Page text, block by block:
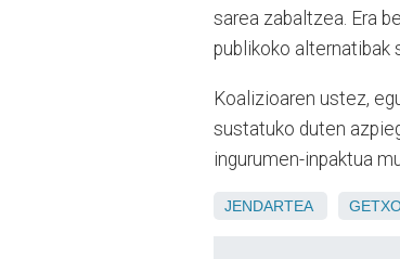
sarea zabaltzea. Era
publikoko alternatibak
Koalizioaren ustez,
sustatuko duten
ingurumen-inpaktua
JENDARTEA